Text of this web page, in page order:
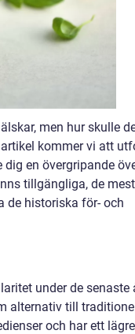
men hur skulle
kommer vi att
dig en övergripande
tillgängliga, de mest
de historiska för- och
under de senaste
alternativ till
och har ett lägre